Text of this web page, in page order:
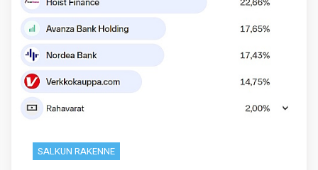
SALKUN RAKENNE